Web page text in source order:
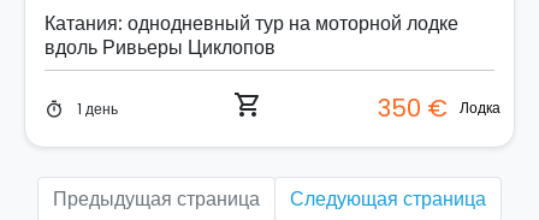
Катания: однодневный тур на моторной лодке
вдоль Ривьеры Циклопов
timer 1 день shopping_cart 350 € Лодка
Предыдущая страница Следующая страница